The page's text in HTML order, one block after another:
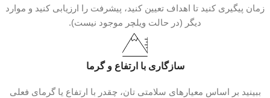
زمان پیگیری کنید تا اهداف تعیین کنید، پیشرفت را ارزیابی کنید و موارد
دیگر (در حالت ویلچر موجود نیست).
سازگاری با ارتفاع و گرما
ببینید بر اساس معیارهای سلامتی‌ تان، چقدر با ارتفاع یا گرمای فعلی